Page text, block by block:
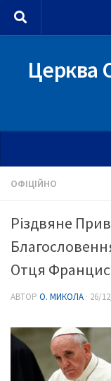
Skip to content
Церква
ОФІЦІЙНО
Різдвяне
Отця
АВТОР О. МИКОЛА · 26/